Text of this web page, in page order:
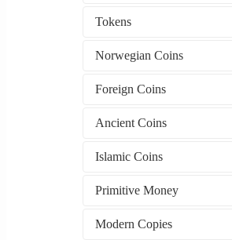
Tokens
Norwegian Coins
Foreign Coins
Ancient Coins
Islamic Coins
Primitive Money
Modern Copies